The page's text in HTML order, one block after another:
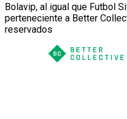
Bolavip, al igual que Futbol
perteneciente a Better
reservados